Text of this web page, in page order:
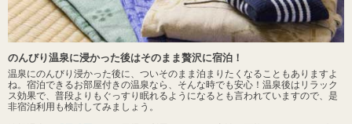
のんびり温泉に浸かった後はそのまま贅沢に宿泊！
温泉にのんびり浸かった後に、ついそのまま泊まりたくなることもありますよ
ね。宿泊できるお部屋付きの温泉なら、そんな時でも安心！温泉後はリラック
ス効果で、普段よりもぐっすり眠れるようになるとも言われていますので、是
非宿泊利用も検討してみましょう。